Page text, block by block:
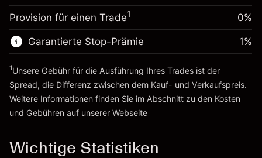
Zur Plattform
Positionsgröße mit Hebelwirkung
~$20,000.00
Geld aus Hebelwirkung ~ $
Zur Plattform
Provision für einen Trade1 0%
Garantierte Stop-Prämie 1%
1Unsere Gebühr für die Ausführung Ihres Trades ist der
Spread, die Differenz zwischen dem Kauf- und Verkaufspreis.
Weitere Informationen finden Sie im Abschnitt zu den Kosten
und Gebühren auf unserer Webseite
Wichtige Statistiken